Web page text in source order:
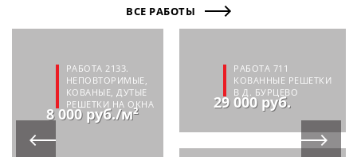
ВСЕ РАБОТЫ
РАБОТА 2133.
НЕПОВТОРИМЫЕ,
КОВАНЫЕ, ДУТЫЕ
РЕШЕТКИ НА ОКНА
8 000 руб./м²
РАБОТА 711
КОВАННЫЕ РЕШЕТКИ
В Д. БУРЦЕВО
29 000 руб.